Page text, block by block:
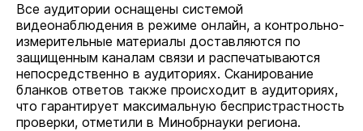
Все аудитории оснащены системой
видеонаблюдения в режиме онлайн, а контрольно-
измерительные материалы доставляются по
защищенным каналам связи и распечатываются
непосредственно в аудиториях. Сканирование
бланков ответов также происходит в аудиториях,
что гарантирует максимальную беспристрастность
проверки, отметили в Минобрнауки региона.